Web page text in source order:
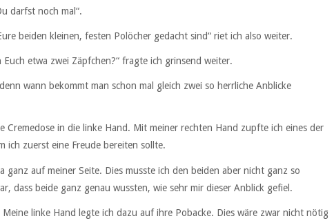
darfst noch mal“.
beiden kleinen, festen Polöcher gedacht sind“ riet ich also weiter.
etwa zwei Zäpfchen?“ fragte ich grinsend weiter.
wann bekommt man schon mal gleich zwei so herrliche Anblicke
in die linke Hand. Mit meiner rechten Hand zupfte ich eines der
ich zuerst eine Freude bereiten sollte.
ganz auf meiner Seite. Dies musste ich den beiden aber nicht ganz so
dass beide ganz genau wussten, wie sehr mir dieser Anblick gefiel.
linke Hand legte ich dazu auf ihre Pobacke. Dies wäre zwar nicht nötig